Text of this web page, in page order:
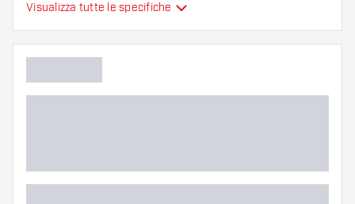
Colore principale
Visualizza tutte le specifiche